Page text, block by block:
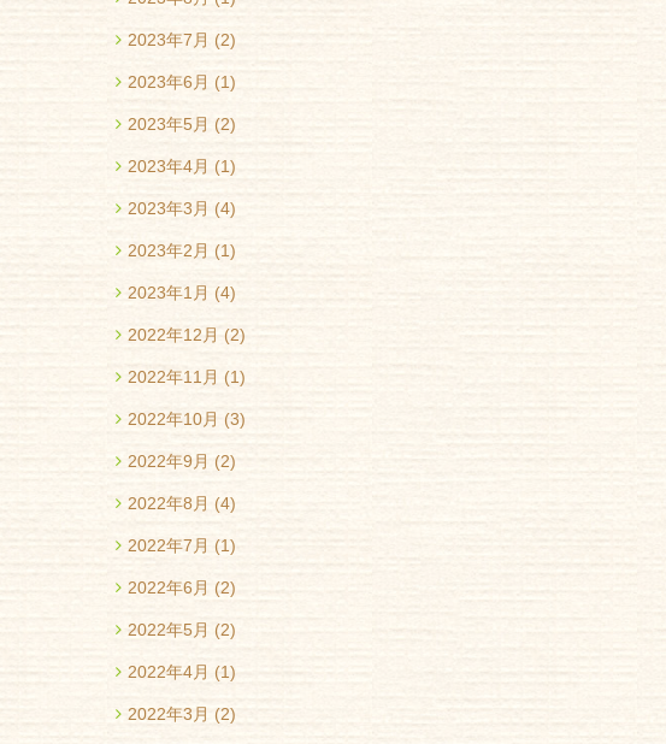
2023年7月 (2)
2023年6月 (1)
2023年5月 (2)
2023年4月 (1)
2023年3月 (4)
2023年2月 (1)
2023年1月 (4)
2022年12月 (2)
2022年11月 (1)
2022年10月 (3)
2022年9月 (2)
2022年8月 (4)
2022年7月 (1)
2022年6月 (2)
2022年5月 (2)
2022年4月 (1)
2022年3月 (2)